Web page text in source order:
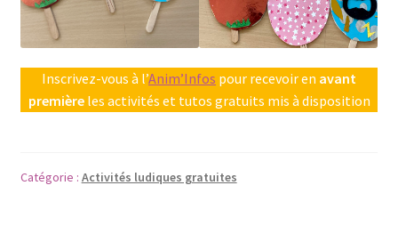
Inscrivez-vous à l’Anim’Infos pour recevoir en avant
premièreles activités et tutos gratuits mis à disposition
Catégorie : Activités ludiques gratuites